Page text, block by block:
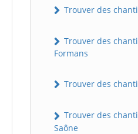
Trouver des
Trouver des
Formans
Trouver des
Trouver des
Saône